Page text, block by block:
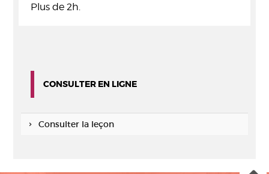
Plus de 2h.
CONSULTER EN LIGNE
Consulter la leçon